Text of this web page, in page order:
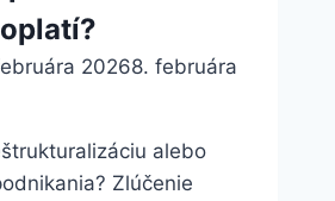
20268. februára
alebo
Zlúčenie